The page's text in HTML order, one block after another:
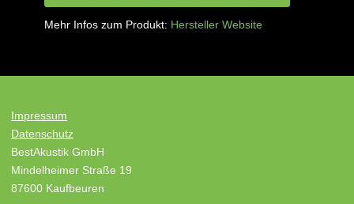
Mehr Infos zum Produkt: Hersteller Website
Impressum
Datenschutz
BestAkustik GmbH
Mindelheimer Straße 19
87600 Kaufbeuren